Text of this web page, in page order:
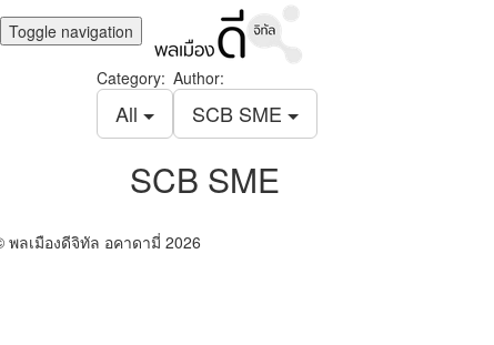
Toggle navigation
Category:
All
Author:
SCB SME
SCB SME
พลเมืองดีจิทัล อคาดามี่ 2026